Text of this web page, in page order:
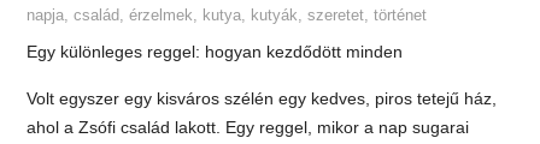
napja ,család ,érzelmek kutya kutyák ,szeretet ,történet
Egy különleges reggel: hogyan kezdődött minden
Volt egyszer egy kisváros szélén egy kedves, piros tetejű ház,
ahol a Zsófi család lakott. Egy reggel, mikor a nap sugarai